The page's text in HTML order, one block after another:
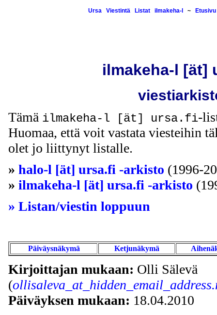
Ursa Viestintä Listat ilmakeha-l ~ Etusivu
ilmakeha-l [ät]
Tämä ilmakeha-l [ät] ursa.fi-
Huomaa, että voit vastata viesteihin
olet jo liittynyt listalle.
» halo-l [ät] ursa.fi -arkisto (1996-
» ilmakeha-l [ät] ursa.fi -arkisto
» Listan/viestin loppuun
Päiväysnäkymä Ketjunäkymä
Kirjoittajan mukaan: Olli Sälevä
(
Päiväyksen mukaan: 18.04.2010